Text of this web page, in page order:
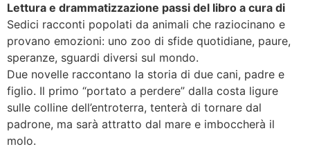
Lettura e drammatizzazione passi del libro a cura di
Sedici racconti popolati da animali che raziocinano e
provano emozioni: uno zoo di sfide quotidiane, paure,
speranze, sguardi diversi sul mondo.
Due novelle raccontano la storia di due cani, padre e
figlio. Il primo “portato a perdere” dalla costa ligure
sulle colline dell’entroterra, tenterà di tornare dal
padrone, ma sarà attratto dal mare e imboccherà il
molo.